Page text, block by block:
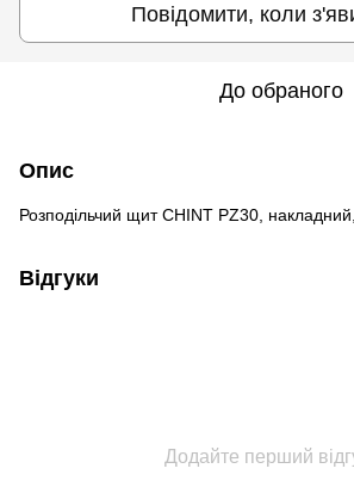
Повідомити, коли
До обраного
Опис
Розподільчий щит CHINT PZ30,
Відгуки
Додайте перший